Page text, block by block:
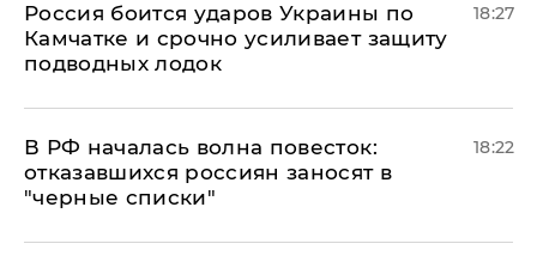
Россия боится ударов Украины по
Камчатке и срочно усиливает защиту
подводных лодок
18:27
​В РФ началась волна повесток:
отказавшихся россиян заносят в
"черные списки"
18:22